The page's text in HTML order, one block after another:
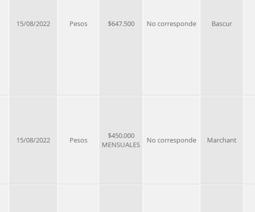
15/08/2022 Pesos $647.500 No corresponde Bascur
15/08/2022 Pesos
$450.000
MENSUALES
No corresponde Marchant